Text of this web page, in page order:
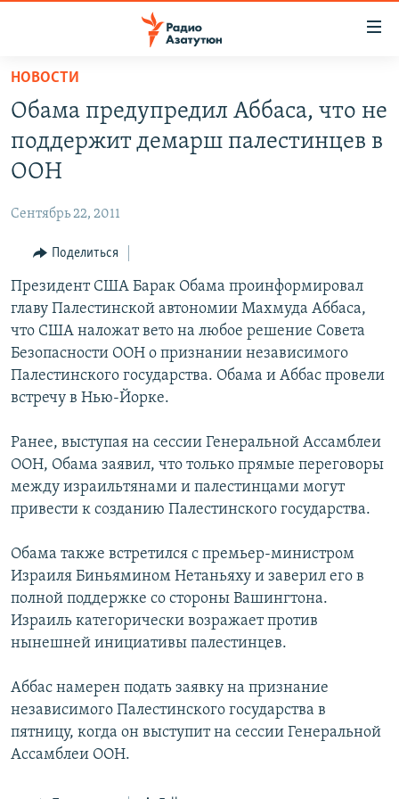
Перейти
основному
содержанию
Перейти
основной
навигации
Перейти
поиску
ГЛАВНАЯ
ПОЛИТИКА
ЭКОНОМИКА
РЕГИОН
НАГОРНЫЙ КАРАБАХ
КУЛЬТУРА
СПОРТ
АРХИВ
English
Русский
Все сайты Радио Азатутюн
НОВОСТИ
Обама предупредил Аббаса, что не
поддержит демарш палестинцев в
ООН
Сентябрь 22, 2011
Поделиться
Президент США Барак Обама проинформировал
главу Палестинской автономии Махмуда Аббаса,
что США наложат вето на любое решение Совета
Безопасности ООН о признании независимого
Палестинского государства. Обама и Аббас провели
встречу в Нью-Йорке.
Ранее, выступая на сессии Генеральной Ассамблеи
ООН, Обама заявил, что только прямые переговоры
между израильтянами и палестинцами могут
привести к созданию Палестинского государства.
Обама также встретился с премьер-министром
Израиля Биньямином Нетаньяху и заверил его в
полной поддержке со стороны Вашингтона.
Израиль категорически возражает против
нынешней инициативы палестинцев.
Аббас намерен подать заявку на признание
независимого Палестинского государства в
пятницу, когда он выступит на сессии Генеральной
Ассамблеи ООН.